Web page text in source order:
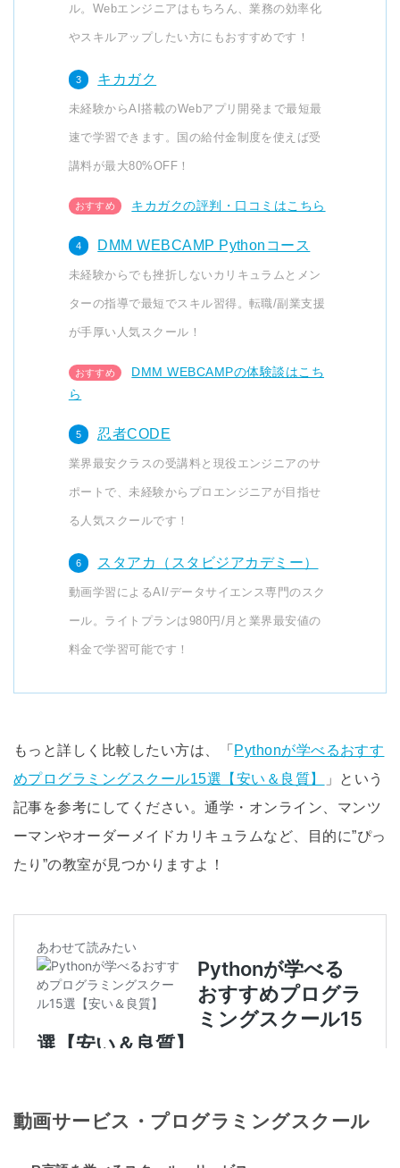
ル。Webエンジニアはもちろん、業務の効率化
やスキルアップしたい方にもおすすめです！
キカガク
未経験からAI搭載のWebアプリ開発まで最短最
速で学習できます。国の給付金制度を使えば受
講料が最大80%OFF！
キカガクの評判・口コミはこちら
DMM WEBCAMP Pythonコース
未経験からでも挫折しないカリキュラムとメン
ターの指導で最短でスキル習得。転職/副業支援
が手厚い人気スクール！
DMM WEBCAMPの体験談はこち
ら
忍者CODE
業界最安クラスの受講料と現役エンジニアのサ
ポートで、未経験からプロエンジニアが目指せ
る人気スクールです！
スタアカ（スタビジアカデミー）
動画学習によるAI/データサイエンス専門のスク
ール。ライトプランは980円/月と業界最安値の
料金で学習可能です！
もっと詳しく比較したい方は、「 Pythonが学べるおすす
めプログラミングスクール15選【安い＆良質】
」という
記事を参考にしてください。通学・オンライン、マンツ
ーマンやオーダーメイドカリキュラムなど、目的に”ぴっ
たり”の教室が見つかりますよ！
動画サービス・プログラミングスクール